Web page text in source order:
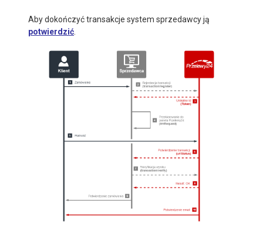
Aby dokończyć transakcje system sprzedawcy ją
potwierdzić